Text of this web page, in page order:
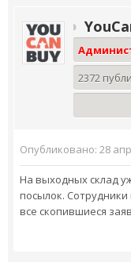
2372
Опубликовано: 28
На выходных склад
посылок.
все скопившиеся